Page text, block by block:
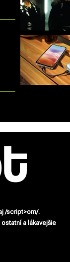
/script>om/.
a lákavejšie